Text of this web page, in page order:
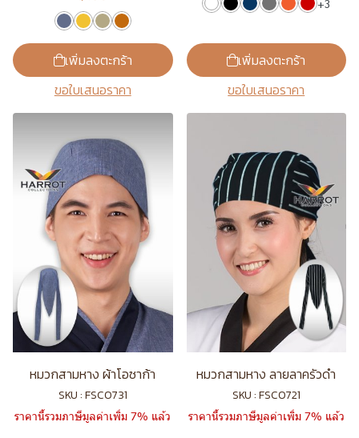
เพิ่มลงตะกร้า
ขอใบเสนอราคา
+3
เพิ่มลงตะกร้า
ขอใบเสนอราคา
หมวกสามหาง ผ้าโอซาก้า
SKU : FSC0731
ราคานี้รวมภาษีมูลค่าเพิ่ม 7% แล้ว
หมวกสามหาง ลายลาครัวดำ
SKU : FSC0721
ราคานี้รวมภาษีมูลค่าเพิ่ม 7% แล้ว